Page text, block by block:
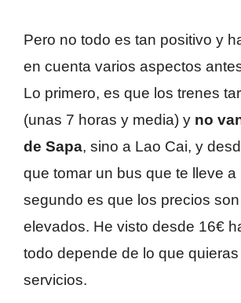
Pero no todo es tan positivo y
en cuenta varios aspectos
Lo primero, es que los trenes
(unas 7 horas y media) y no
de Sapa, sino a Lao Cai, y
que tomar un bus que te lleve a
segundo es que los precios
elevados. He visto desde 16€
todo depende de lo que
servicios.